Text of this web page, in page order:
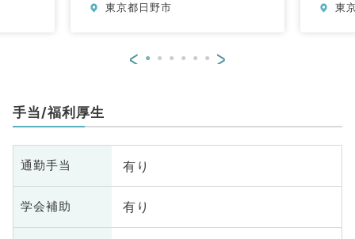
東京都日野市
内
東
< >
手当/福利厚生
通勤手当 有り
学会補助 有り